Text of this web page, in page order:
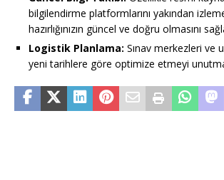
bilgilendirme platformlarını yakından
hazırlığınızın güncel ve doğru olmasını
Logistik Planlama: Sınav merkezleri ve
yeni tarihlere göre optimize etmeyi